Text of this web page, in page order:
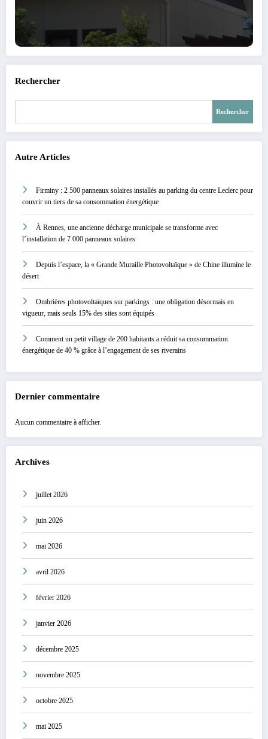
Rechercher
Rechercher
Autre Articles
Firminy : 2 500 panneaux solaires installés au parking du centre Leclerc pour
couvrir un tiers de sa consommation énergétique
À Rennes, une ancienne décharge municipale se transforme avec
l’installation de 7 000 panneaux solaires
Depuis l’espace, la « Grande Muraille Photovoltaïque » de Chine illumine le
désert
Ombrières photovoltaïques sur parkings : une obligation désormais en
vigueur, mais seuls 15% des sites sont équipés
Comment un petit village de 200 habitants a réduit sa consommation
énergétique de 40 % grâce à l’engagement de ses riverains
Dernier commentaire
Aucun commentaire à afficher.
Archives
juillet 2026
juin 2026
mai 2026
avril 2026
février 2026
janvier 2026
décembre 2025
novembre 2025
octobre 2025
mai 2025